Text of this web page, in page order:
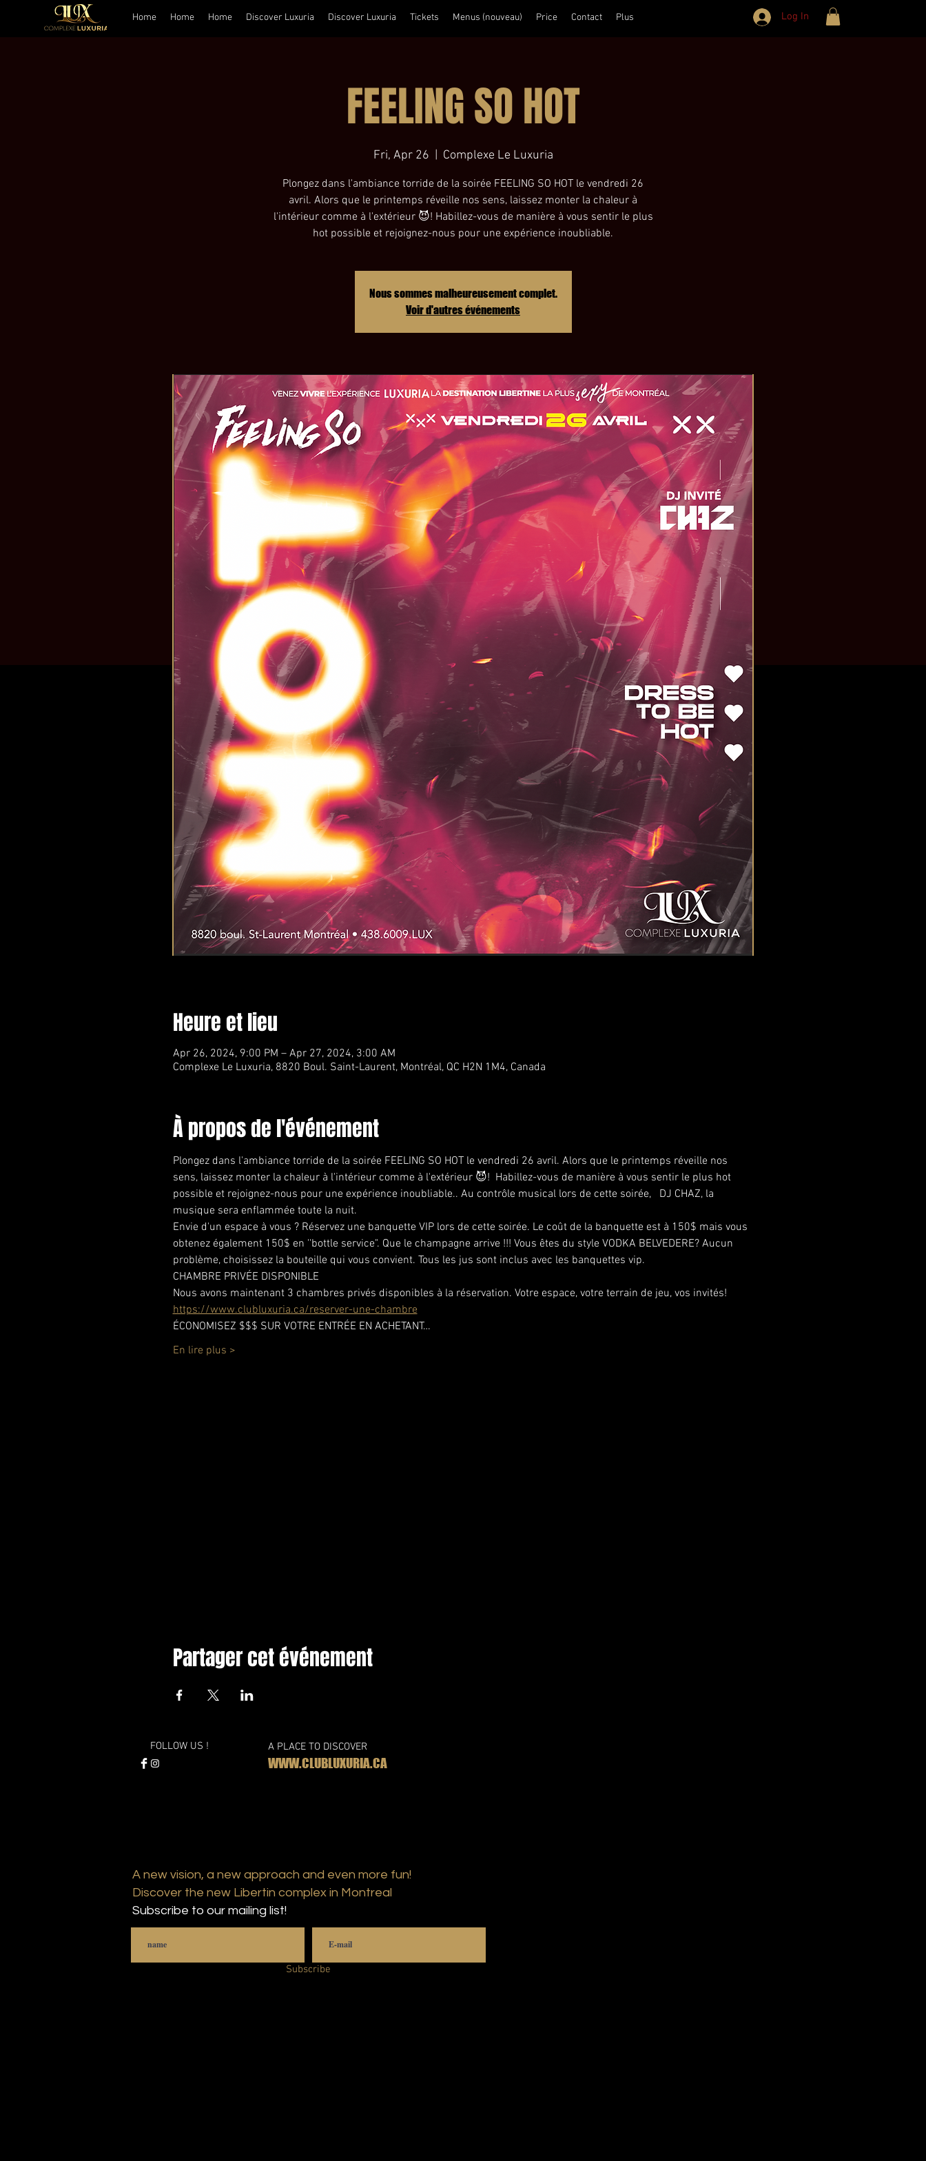
Home Home Home Discover Luxuria Discover Luxuria Tickets Menus (nouveau) Price Contact Plus Log In
FEELING SO HOT
Fri, Apr 26
  |
Complexe Le Luxuria
Plongez dans l'ambiance torride de la soirée FEELING SO HOT le vendredi 26
avril. Alors que le printemps réveille nos sens, laissez monter la chaleur à
l'intérieur comme à l'extérieur 😈! Habillez-vous de manière à vous sentir le plus
hot possible et rejoignez-nous pour une expérience inoubliable.
Nous sommes malheureusement complet.
Voir d'autres événements
Heure et lieu
Apr 26, 2024, 9:00 PM – Apr 27, 2024, 3:00 AM
Complexe Le Luxuria, 8820 Boul. Saint-Laurent, Montréal, QC H2N 1M4, Canada
À propos de l'événement
Plongez dans l'ambiance torride de la soirée FEELING SO HOT le vendredi 26 avril. Alors que le printemps réveille nos
sens, laissez monter la chaleur à l'intérieur comme à l'extérieur 😈!  Habillez-vous de manière à vous sentir le plus hot
possible et rejoignez-nous pour une expérience inoubliable.. Au contrôle musical lors de cette soirée,   DJ CHAZ, la
musique sera enflammée toute la nuit.
Envie d'un espace à vous ? Réservez une banquette VIP lors de cette soirée. Le coût de la banquette est à 150$ mais vous
obtenez également 150$ en ''bottle service". Que le champagne arrive !!! Vous êtes du style VODKA BELVEDERE? Aucun
problème, choisissez la bouteille qui vous convient. Tous les jus sont inclus avec les banquettes vip.
CHAMBRE PRIVÉE DISPONIBLE
Nous avons maintenant 3 chambres privés disponibles à la réservation. Votre espace, votre terrain de jeu, vos invités!
https://www.clubluxuria.ca/reserver-une-chambre
ÉCONOMISEZ $$$ SUR VOTRE ENTRÉE EN ACHETANT…
En lire plus >
Partager cet événement
FOLLOW US ! A PLACE TO DISCOVER
WWW.CLUBLUXURIA.CA
A new vision, a new approach and even more fun!
Discover the new Libertin complex in Montreal
Subscribe to our mailing list!
Subscribe